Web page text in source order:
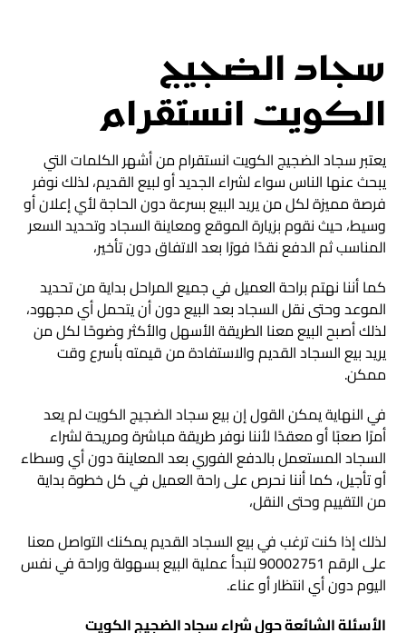
سجاد الضجيج
الكويت انستقرام
يعتبر سجاد الضجيج الكويت انستقرام من أشهر الكلمات التي
يبحث عنها الناس سواء لشراء الجديد أو لبيع القديم، لذلك نوفر
فرصة مميزة لكل من يريد البيع بسرعة دون الحاجة لأي إعلان أو
وسيط، حيث نقوم بزيارة الموقع ومعاينة السجاد وتحديد السعر
المناسب ثم الدفع نقدًا فورًا بعد الاتفاق دون تأخير،
كما أننا نهتم براحة العميل في جميع المراحل بداية من تحديد
الموعد وحتى نقل السجاد بعد البيع دون أن يتحمل أي مجهود،
لذلك أصبح البيع معنا الطريقة الأسهل والأكثر وضوحًا لكل من
يريد بيع السجاد القديم والاستفادة من قيمته بأسرع وقت
ممكن.
في النهاية يمكن القول إن بيع سجاد الضجيج الكويت لم يعد
أمرًا صعبًا أو معقدًا لأننا نوفر طريقة مباشرة ومريحة لشراء
السجاد المستعمل بالدفع الفوري بعد المعاينة دون أي وسطاء
أو تأجيل، كما أننا نحرص على راحة العميل في كل خطوة بداية
من التقييم وحتى النقل،
لذلك إذا كنت ترغب في بيع السجاد القديم يمكنك التواصل معنا
على الرقم 90002751 لتبدأ عملية البيع بسهولة وراحة في نفس
اليوم دون أي انتظار أو عناء.
الأسئلة الشائعة حول شراء سجاد الضجيج الكويت